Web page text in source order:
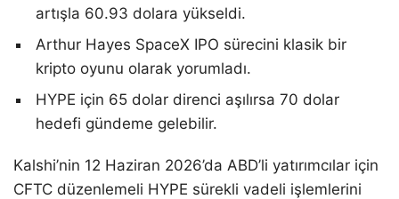
artışla 60.93 dolara yükseldi.
Arthur Hayes SpaceX IPO sürecini klasik bir
kripto oyunu olarak yorumladı.
HYPE için 65 dolar direnci aşılırsa 70 dolar
hedefi gündeme gelebilir.
Kalshi’nin 12 Haziran 2026’da ABD’li yatırımcılar için
CFTC düzenlemeli HYPE sürekli vadeli işlemlerini